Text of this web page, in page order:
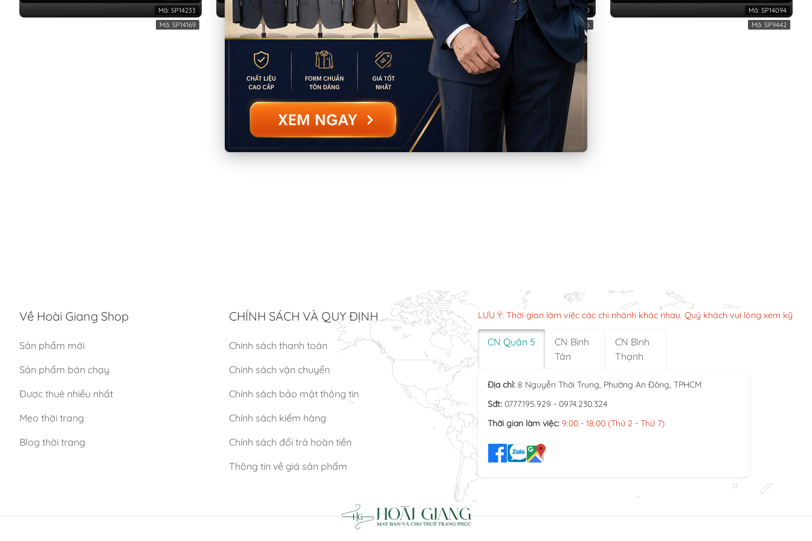
Mã: SP14233 SP9438 Mã: SP13740 Mã: SP14094
Mã: SP14169 Mã:SP9441 SP9876 Mã: SP9442
Về Hoài Giang Shop
Sản phẩm mới
Sản phẩm bán chạy
Được thuê nhiều nhất
Mẹo thời trang
Blog thời trang
CHÍNH SÁCH VÀ QUY ĐỊNH
Chính sách thanh toán
Chính sách vận chuyển
Chính sách bảo mật thông tin
Chính sách kiểm hàng
Chính sách đổi trả hoàn tiền
Thông tin về giá sản phẩm
LƯU Ý: Thời gian làm việc các chi nhánh khác nhau. Quý khách vui lòng xem kỹ
CN Quận 5
CN Bình
Tân
CN Bình
Thạnh
Địa chỉ: 8 Nguyễn Thời Trung, Phường An Đông, TPHCM
Sđt: 0777.195.929 - 0974.230.324
Thời gian làm việc: 9:00 - 18:00 (Thứ 2 - Thứ 7)